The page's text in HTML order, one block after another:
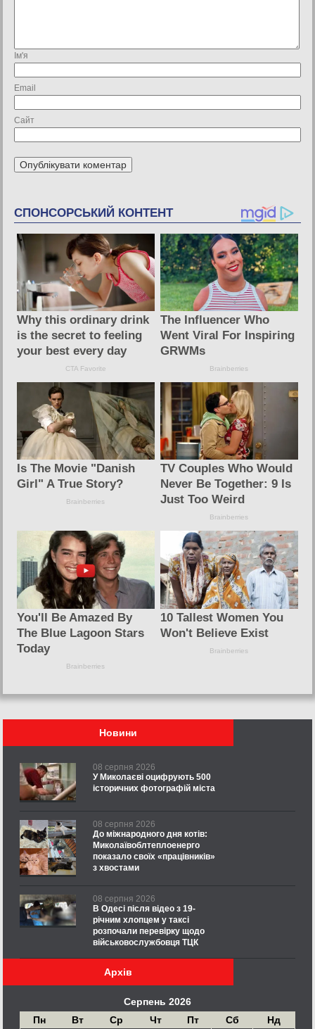
Ім'я
Email
Сайт
Новини
08 серпня 2026
У Миколаєві оцифрують 500
історичних фотографій міста
08 серпня 2026
До міжнародного дня котів:
Миколаївоблтеплоенерго
показало своїх «працівників»
з хвостами
08 серпня 2026
В Одесі після відео з 19-
річним хлопцем у таксі
розпочали перевірку щодо
військовослужбовця ТЦК
Архів
Серпень 2026
Пн
Вт Ср Чт Пт Сб
Нд